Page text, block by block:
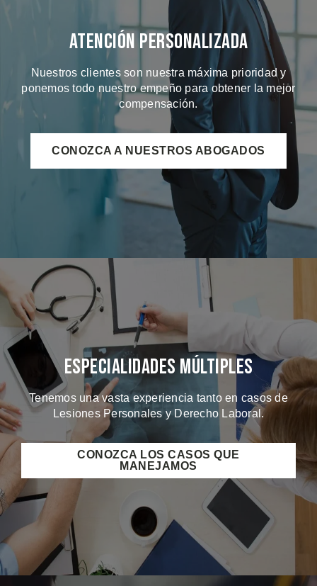
Atención Personalizada
Nuestros clientes son nuestra máxima prioridad y
ponemos todo nuestro empeño para obtener la mejor
compensación.
CONOZCA A NUESTROS ABOGADOS
Especialidades Múltiples
Tenemos una vasta experiencia tanto en casos de
Lesiones Personales y Derecho Laboral.
CONOZCA LOS CASOS QUE
MANEJAMOS